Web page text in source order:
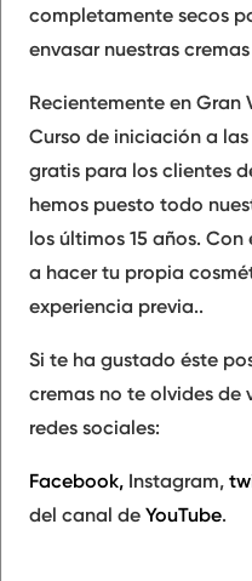
completamente secos
envasar nuestras
Recientemente en Gran
Curso de iniciación a las
gratis para los clientes
hemos puesto todo
los últimos 15 años.
a hacer tu propia
experiencia previa..
Si te ha gustado éste
cremas no te olvides de
redes sociales:
Facebook, Instagram,
del canal de YouTube.